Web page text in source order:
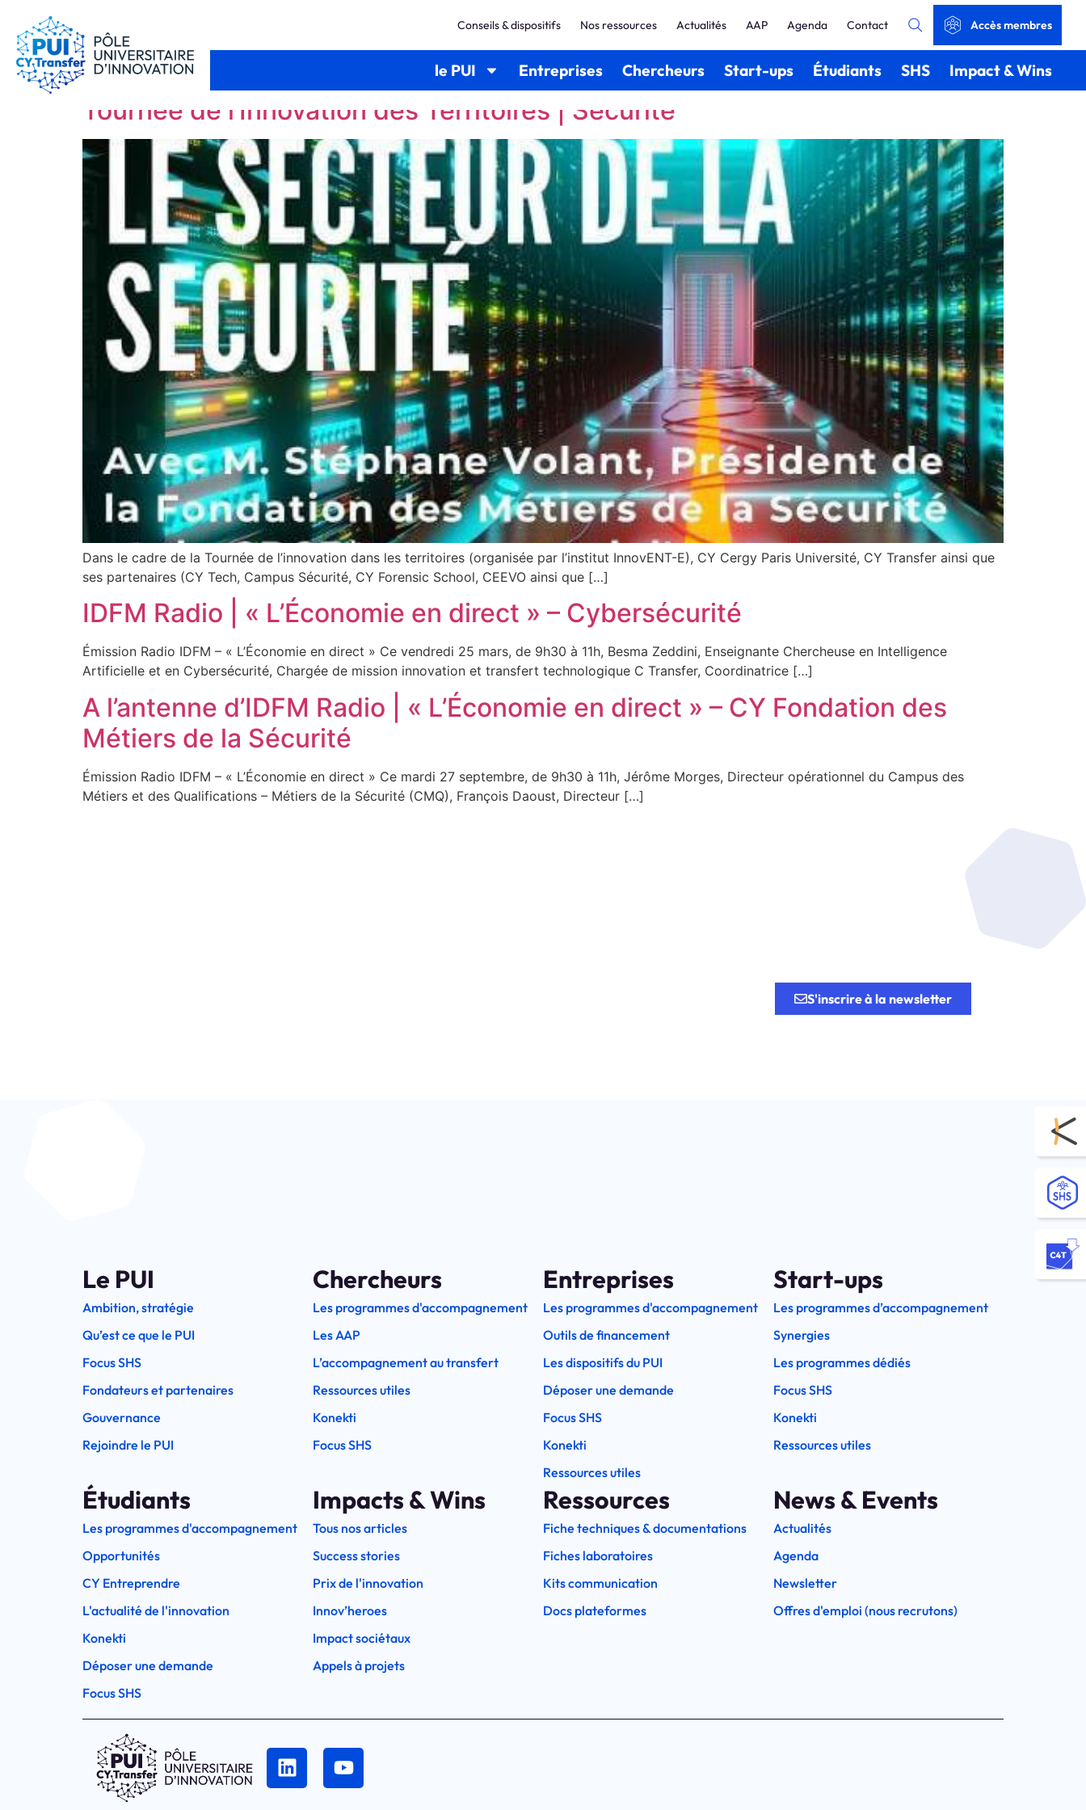
le PUI Entreprises Chercheurs Start-ups Étudiants SHS Impact & Wins
Conseils & dispositifs Nos ressources Actualités AAP Agenda Contact Accès membres
Tournée de l’Innovation des Territoires | Sécurité
Dans le cadre de la Tournée de l’innovation dans les territoires (organisée par l’institut InnovENT-E), CY Cergy Paris Université, CY Transfer ainsi que
ses partenaires (CY Tech, Campus Sécurité, CY Forensic School, CEEVO ainsi que […]
IDFM Radio | « L’Économie en direct » – Cybersécurité
Émission Radio IDFM – « L’Économie en direct » Ce vendredi 25 mars, de 9h30 à 11h, Besma Zeddini, Enseignante Chercheuse en Intelligence
Artificielle et en Cybersécurité, Chargée de mission innovation et transfert technologique C Transfer, Coordinatrice […]
A l’antenne d’IDFM Radio | « L’Économie en direct » – CY Fondation des
Métiers de la Sécurité
Émission Radio IDFM – « L’Économie en direct » Ce mardi 27 septembre, de 9h30 à 11h, Jérôme Morges, Directeur opérationnel du Campus des
Métiers et des Qualifications – Métiers de la Sécurité (CMQ), François Daoust, Directeur […]
S'inscrire à la newsletter
Le PUI
Ambition, stratégie
Qu’est ce que le PUI
Focus SHS
Fondateurs et partenaires
Gouvernance
Rejoindre le PUI
Chercheurs
Les programmes d'accompagnement
Les AAP
L’accompagnement au transfert
Ressources utiles
Konekti
Focus SHS
Entreprises
Les programmes d'accompagnement
Outils de financement
Les dispositifs du PUI
Déposer une demande
Focus SHS
Konekti
Ressources utiles
Start-ups
Les programmes d’accompagnement
Synergies
Les programmes dédiés
Focus SHS
Konekti
Ressources utiles
Étudiants
Les programmes d'accompagnement
Opportunités
CY Entreprendre
L'actualité de l'innovation
Konekti
Déposer une demande
Focus SHS
Impacts & Wins
Tous nos articles
Success stories
Prix de l'innovation
Innov’heroes
Impact sociétaux
Appels à projets
Ressources
Fiche techniques & documentations
Fiches laboratoires
Kits communication
Docs plateformes
News & Events
Actualités
Agenda
Newsletter
Offres d'emploi (nous recrutons)